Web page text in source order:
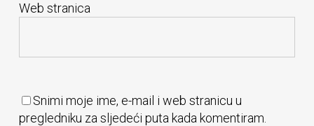
Web stranica
Snimi moje ime, e-mail i web stranicu u
pregledniku za sljedeći puta kada komentiram.